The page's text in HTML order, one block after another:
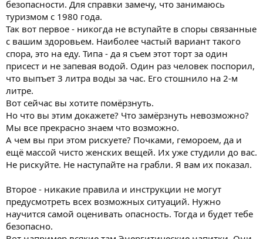
безопасности. Для справки замечу, что занимаюсь
туризмом с 1980 года.
Так вот первое - никогда не вступайте в споры связанные
с вашим здоровьем. Наиболее частый вариант такого
спора, это на еду. Типа - да я съем этот торт за один
присест и не запевая водой. Один раз человек поспорил,
что выпъет 3 литра воды за час. Его стошнило на 2-м
литре.
Вот сейчас вы хотите помёрзнуть.
Но что вы этим докажете? Что замёрзнуть невозможно?
Мы все прекрасно знаем что возможно.
А чем вы при этом рискуете? Почками, гемороем, да и
ещё массой чисто женских вещей. Их уже студили до вас.
Не рискуйте. Не наступайте на грабли. Я вам их показал.
Второе - никакие правила и инструкции не могут
предусмотреть всех возможных ситуаций. Нужно
научится самой оценивать опасность. Тогда и будет тебе
безопасно.